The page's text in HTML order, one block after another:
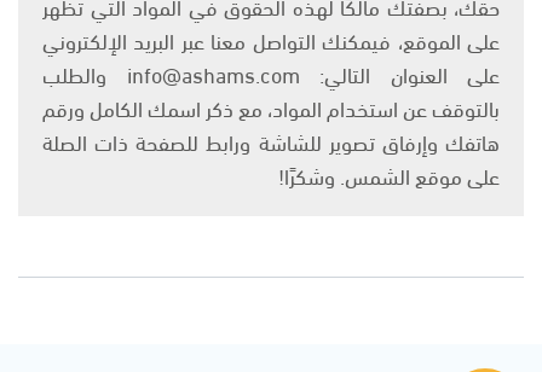
على الموقع، فيمكنك التواصل معنا عبر البريد الإلكتروني
على العنوان التالي: info@ashams.com والطلب
بالتوقف عن استخدام المواد، مع ذكر اسمك الكامل ورقم
هاتفك وإرفاق تصوير للشاشة ورابط للصفحة ذات الصلة
على موقع الشمس. وشكرًا!